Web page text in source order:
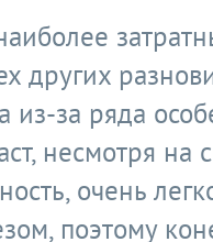
других
из-за ряда
несмотря на
очень
поэтому